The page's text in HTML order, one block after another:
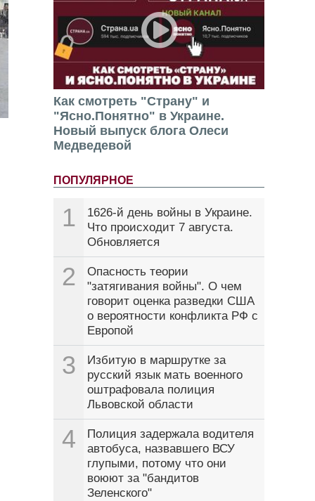
Как смотреть "Страну" и
"Ясно.Понятно" в Украине.
Новый выпуск блога Олеси
Медведевой
ПОПУЛЯРНОЕ
1
1626-й день войны в Украине.
Что происходит 7 августа.
Обновляется
2
Опасность теории
"затягивания войны". О чем
говорит оценка разведки США
о вероятности конфликта РФ с
Европой
3
Избитую в маршрутке за
русский язык мать военного
оштрафовала полиция
Львовской области
4
Полиция задержала водителя
автобуса, назвавшего ВСУ
глупыми, потому что они
воюют за "бандитов
Зеленского"